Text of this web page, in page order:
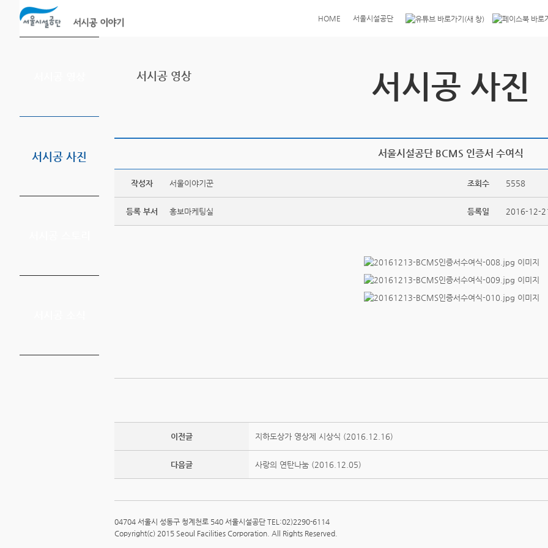
본문바로가기
HOME 서울시설공단
서시공 사진
서시공 사진
서시공 영상
서울시설공단 BCMS 인증서 수여식
작성자 서울이야기꾼 조회수 5558
등록 부서 홍보마케팅실 등록일 2016-12-
이전글 지하도상가 영상제 시상식 (2016.12.16)
다음글 사랑의 연탄나눔 (2016.12.05)
04704 서울시 성동구 청계천로 540 서울시설공단 TEL:02)2290-6114
Copyright(c) 2015 Seoul Facilities Corporation. All Rights Reserved.